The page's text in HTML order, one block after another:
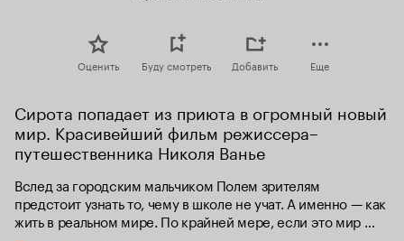
Оценить Буду смотреть Добавить Еще
Сирота попадает из приюта в огромный новый
мир. Красивейший фильм режиссера–
путешественника Николя Ванье
Вслед за городским мальчиком Полем зрителям
предстоит узнать то, чему в школе не учат. А именно — как
жить в реальном мире. По крайней мере, если это мир